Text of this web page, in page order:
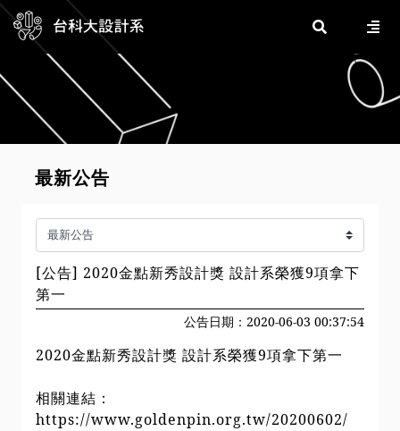
最新公告
[公告] 2020金點新秀設計獎 設計系榮獲9項拿下
第一
公告日期：2020-06-03 00:37:54
2020金點新秀設計獎 設計系榮獲9項拿下第一
相關連結：
https://www.goldenpin.org.tw/20200602/